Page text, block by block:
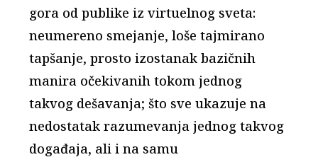
gora od publike iz virtuelnog sveta:
neumereno smejanje, loše tajmirano
tapšanje, prosto izostanak bazičnih
manira očekivanih tokom jednog
takvog dešavanja; što sve ukazuje na
nedostatak razumevanja jednog takvog
događaja, ali i na samu